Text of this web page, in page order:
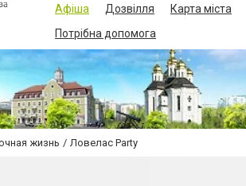
Афіша Дозвілля
Карта міста
Потрібна допомога
жизнь Ловелас Party